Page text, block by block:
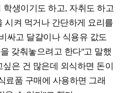
학생이기도 하고, 자취도 하고
시켜 먹거나 간단하게 요리를
싸고 달걀이나 식용유 값도
갖춰놓으려고 한다"고 말했
은 건 많은데 외식하면 돈이
료품 구매에 사용하면 그래